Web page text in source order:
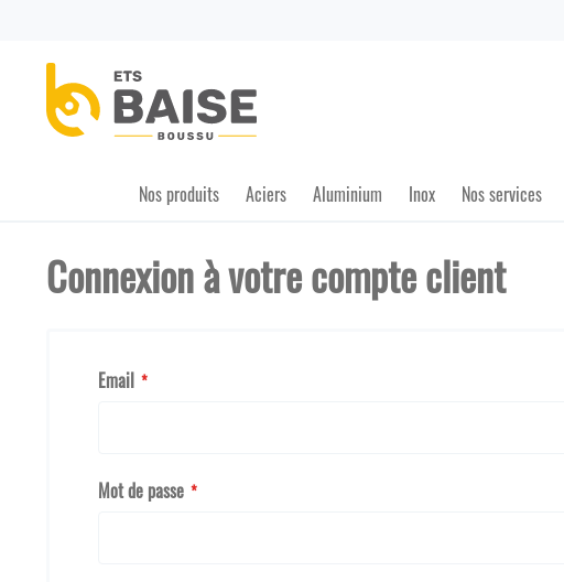
Nos produits Aciers Aluminium Inox Nos services
Connexion à votre compte client
Email
Mot de passe